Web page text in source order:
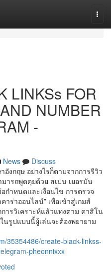
LINKSs FOR
NUMBER
-
News
Discuss
งกฤษ อย่างไรก็ตามจากการรีวิว
ารถพูดคุยด้วย สเปน เยอรมัน
กำหนดและเงื่อนไข การตรวจ
ร่าออนไลน์” เพื่อเข้าสู่เกมส์
ารวิเคราะห์แล้วแทงตาม คาสิโน
นรูปแบบนี้ผู้เล่นจะต้องพยายาม
35354486/create-black-linkss-
pheonnixxx